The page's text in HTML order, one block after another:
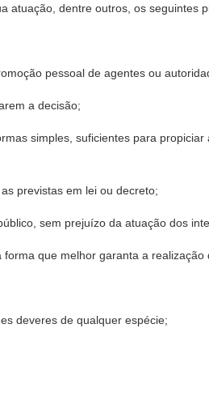
atuação, dentre outros, os seguintes
pessoal de agentes ou
a decisão;
simples, suficientes para
previstas em lei ou decreto;
sem prejuízo da atuação dos
que melhor garanta a realização
deveres de qualquer espécie;